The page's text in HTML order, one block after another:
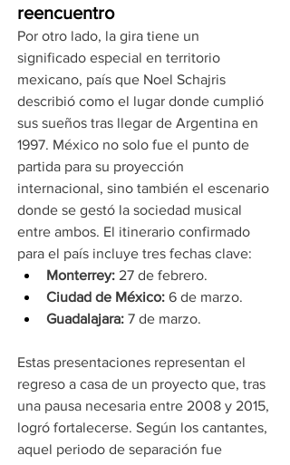
reencuentro
Por otro lado, la gira tiene un
significado especial en territorio
mexicano, país que Noel Schajris
describió como el lugar donde cumplió
sus sueños tras llegar de Argentina en
1997. México no solo fue el punto de
partida para su proyección
internacional, sino también el escenario
donde se gestó la sociedad musical
entre ambos. El itinerario confirmado
para el país incluye tres fechas clave:
Monterrey: 27 de febrero.
Ciudad de México: 6 de marzo.
Guadalajara: 7 de marzo.
Estas presentaciones representan el
regreso a casa de un proyecto que, tras
una pausa necesaria entre 2008 y 2015,
logró fortalecerse. Según los cantantes,
aquel periodo de separación fue